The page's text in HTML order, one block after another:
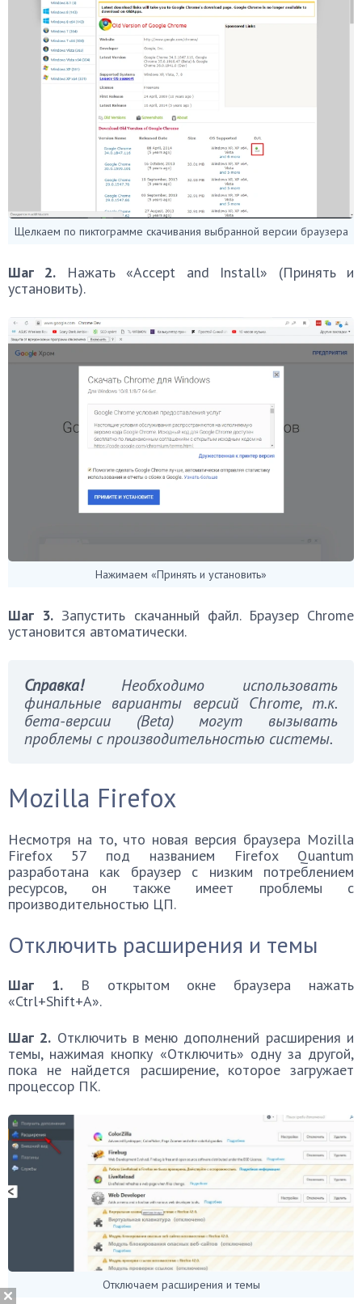
Щелкаем по пиктограмме скачивания выбранной версии браузера
Шаг 2. Нажать «Accept and Install» (Принять и
установить).
Нажимаем «Принять и установить»
Шаг 3. Запустить скачанный файл. Браузер Chrome
установится автоматически.
Справка! Необходимо использовать
финальные варианты версий Chrome, т.к.
бета-версии (Beta) могут вызывать
проблемы с производительностью системы.
Mozilla Firefox
Несмотря на то, что новая версия браузера Mozilla
Firefox 57 под названием Firefox Quantum
разработана как браузер с низким потреблением
ресурсов, он также имеет проблемы с
производительностью ЦП.
Отключить расширения и темы
Шаг 1.В открытом окне браузера нажать
«Ctrl+Shift+A».
Шаг 2. Отключить в меню дополнений расширения и
темы, нажимая кнопку «Отключить» одну за другой,
пока не найдется расширение, которое загружает
процессор ПК.
Отключаем расширения и темы